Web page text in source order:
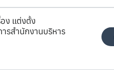
ง แต่งตั้ง
รสำนักงานบริหาร